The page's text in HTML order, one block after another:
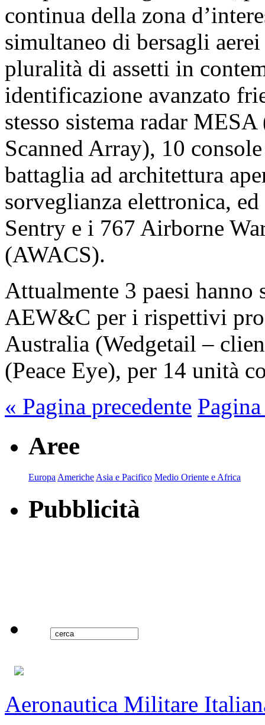
continua della zona
simultaneo di bersagli
pluralità di assetti in
identificazione avanzato
stesso sistema radar
Scanned Array), 10
battaglia ad architettura
sorveglianza elettronica,
Sentry e i 767 Airborne
(AWACS).
Attualmente 3 paesi
AEW&C per i rispettivi
Australia (Wedgetail –
(Peace Eye), per 14 unità
« Pagina precedente
Aree
Europa Americhe Asia e Pacifico Medio Oriente e Africa
Pubblicità
Aeronautica Militare